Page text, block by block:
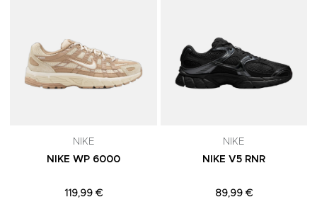
NIKE
NIKE WP 6000
119,99 €
NIKE
NIKE V5 RNR
89,99 €